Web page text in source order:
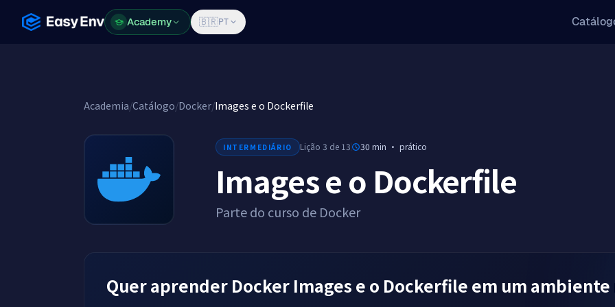
Academy
Academy 🇧🇷PT
Academia/Catálogo/Docker/Images e o Dockerfile
INTERMEDIÁRIO Lição 3 de 13 30 min · prático
Images e o Dockerfile
Parte do curso de Docker
Quer aprender Docker Images e o Dockerfile em um ambiente